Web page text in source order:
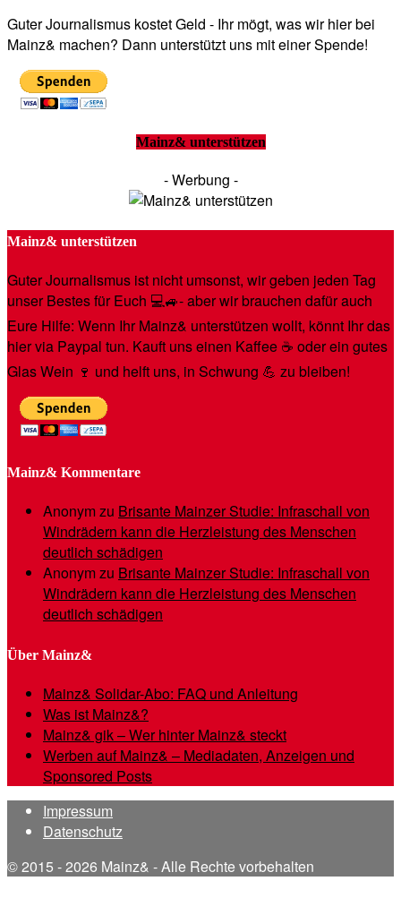
Guter Journalismus kostet Geld - Ihr mögt, was wir hier bei
Mainz& machen? Dann unterstützt uns mit einer Spende!
Mainz& unterstützen
- Werbung -
Mainz& unterstützen
Guter Journalismus ist nicht umsonst, wir geben jeden Tag
unser Bestes für Euch 💻🚙- aber wir brauchen dafür auch
Eure Hilfe: Wenn Ihr Mainz& unterstützen wollt, könnt Ihr das
hier via Paypal tun. Kauft uns einen Kaffee ☕️ oder ein gutes
Glas Wein 🍷 und helft uns, in Schwung 💪 zu bleiben!
Mainz& Kommentare
Anonymzu Brisante Mainzer Studie: Infraschall von
Windrädern kann die Herzleistung des Menschen
deutlich schädigen
Anonymzu Brisante Mainzer Studie: Infraschall von
Windrädern kann die Herzleistung des Menschen
deutlich schädigen
Über Mainz&
Mainz& Solidar-Abo: FAQ und Anleitung
Was ist Mainz&?
Mainz& gik – Wer hinter Mainz& steckt
Werben auf Mainz& – Mediadaten, Anzeigen und
Sponsored Posts
Impressum
Datenschutz
© 2015 - 2026 Mainz& - Alle Rechte vorbehalten